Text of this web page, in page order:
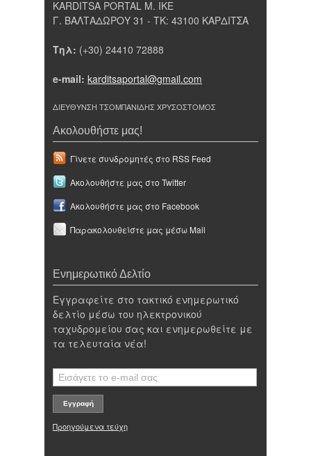
KARDITSA PORTAL Μ. ΙΚΕ
Γ. ΒΑΛΤΑΔΩΡΟΥ 31 - ΤΚ: 43100 ΚΑΡΔΙΤΣΑ
Τηλ: (+30) 24410 72888
e-mail: karditsaportal@gmail.com
ΔΙΕΥΘΥΝΣΗ ΤΣΟΜΠΑΝΙΔΗΣ ΧΡΥΣΟΣΤΟΜΟΣ
Ακολουθήστε μας!
Γίνετε συνδρομητές στο RSS Feed
Ακολουθήστε μας στο Twitter
Ακολουθήστε μας στο Facebook
Παρακολουθείστε μας μέσω Mail
Ενημερωτικό Δελτίο
Εγγραφείτε στο τακτικό ενημερωτικό
δελτίο μέσω του ηλεκτρονικού
ταχυδρομείου σας και ενημερωθείτε με
τα τελευταία νέα!
Προηγούμενα τεύχη